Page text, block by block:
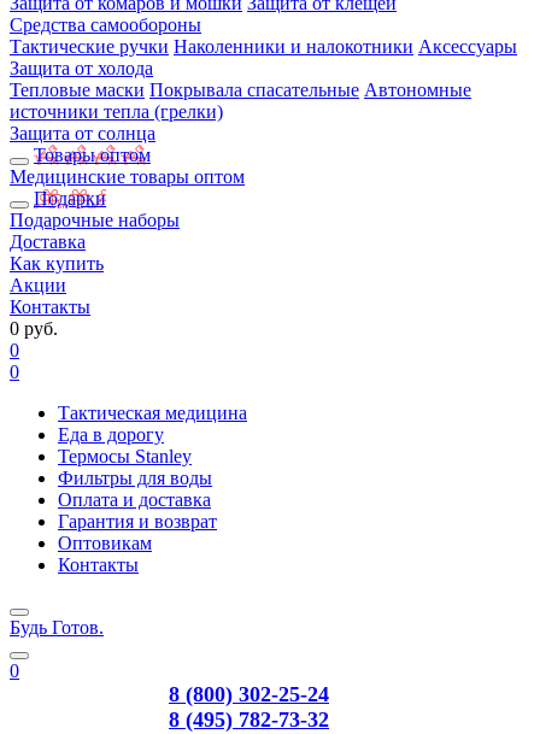
Средства самообороны
Тактические ручки Наколенники и налокотники Аксессуары
Защита от холода
Тепловые маски Покрывала спасательные Автономные
источники тепла (грелки)
Защита от солнца
Товары оптом
Медицинские товары оптом
Подарки
Подарочные наборы
Доставка
Как купить
Акции
Контакты
0 руб.
0
0
Тактическая медицина
Еда в дорогу
Термосы Stanley
Фильтры для воды
Оплата и доставка
Гарантия и возврат
Оптовикам
Контакты
Будь Готов.
0
8 (800) 302-25-24
8 (495) 782-73-32